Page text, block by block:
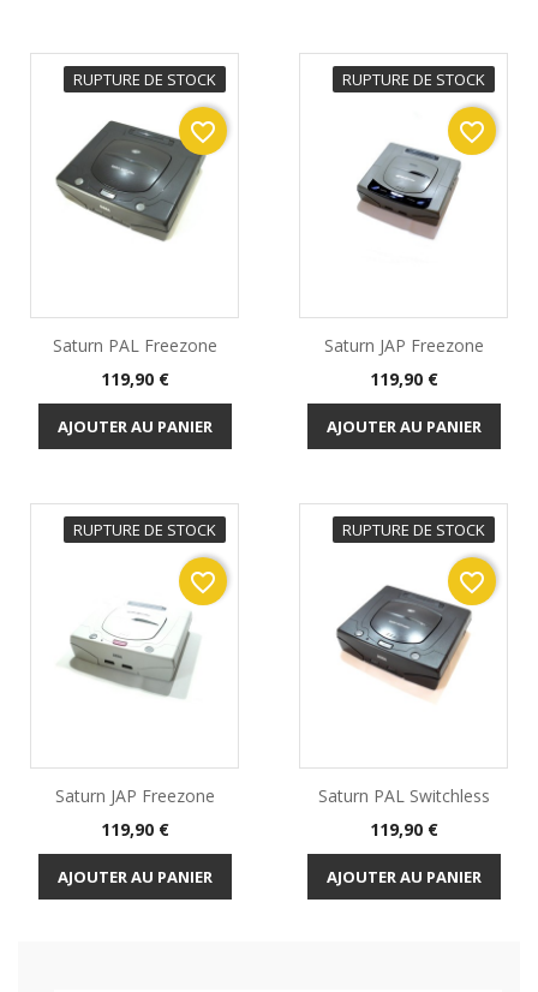
RUPTURE DE STOCK
Saturn PAL Freezone
Prix
119,90 €
AJOUTER AU PANIER
favorite_border
RUPTURE DE STOCK
Saturn JAP Freezone
Prix
119,90 €
AJOUTER AU PANIER
favorite_border
RUPTURE DE STOCK
Saturn JAP Freezone
Prix
119,90 €
AJOUTER AU PANIER
favorite_border
RUPTURE DE STOCK
Saturn PAL Switchless
Prix
119,90 €
AJOUTER AU PANIER
favorite_border